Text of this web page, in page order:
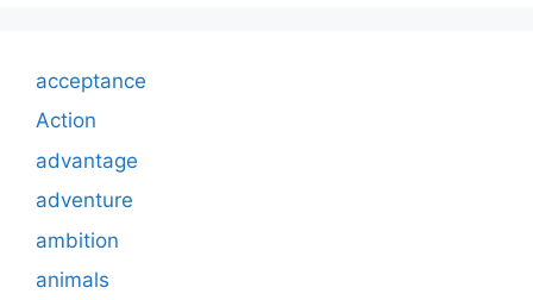
acceptance
Action
advantage
adventure
ambition
animals